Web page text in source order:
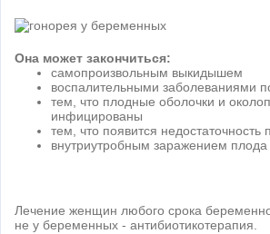
Она может закончиться:
самопроизвольным выкидышем
воспалительными заболеваниями
тем, что плодные оболочки и
инфицированы
тем, что появится недостаточность
внутриутробным заражением плода
Лечение женщин любого срока
не у беременных - антибиотикотерапия.